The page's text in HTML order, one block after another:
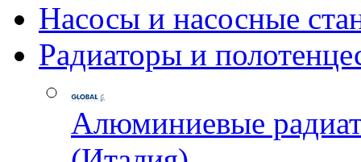
Насосы и насосные
Радиаторы и
Алюминиевые